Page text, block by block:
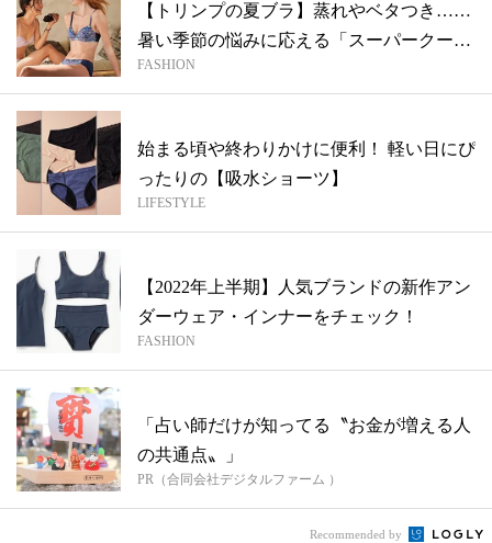
【トリンプの夏ブラ】蒸れやベタつき……
暑い季節の悩みに応える「スーパークー
ル」
FASHION
始まる頃や終わりかけに便利！ 軽い日にぴ
ったりの【吸水ショーツ】
LIFESTYLE
【2022年上半期】人気ブランドの新作アン
ダーウェア・インナーをチェック！
FASHION
「占い師だけが知ってる〝お金が増える人
の共通点〟」
PR（合同会社デジタルファーム ）
Recommended by